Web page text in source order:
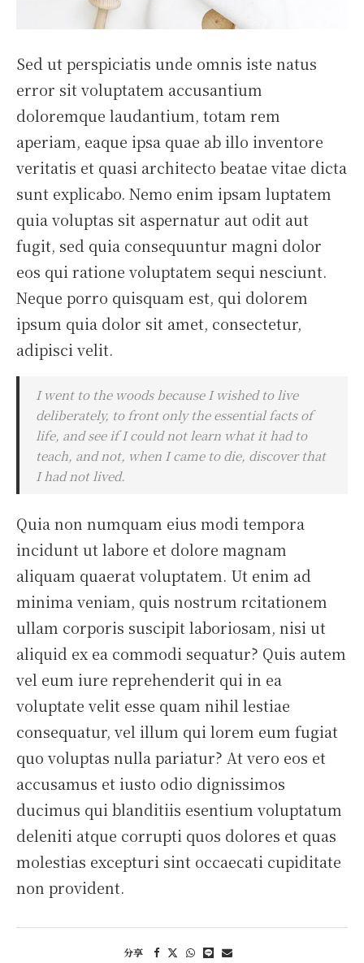
Sed ut perspiciatis unde omnis iste natus
error sit voluptatem accusantium
doloremque laudantium, totam rem
aperiam, eaque ipsa quae ab illo inventore
veritatis et quasi architecto beatae vitae dicta
sunt explicabo. Nemo enim ipsam luptatem
quia voluptas sit aspernatur aut odit aut
fugit, sed quia consequuntur magni dolor
eos qui ratione voluptatem sequi nesciunt.
Neque porro quisquam est, qui dolorem
ipsum quia dolor sit amet, consectetur,
adipisci velit.
I went to the woods because I wished to live
deliberately, to front only the essential facts of
life, and see if I could not learn what it had to
teach, and not, when I came to die, discover that
I had not lived.
Quia non numquam eius modi tempora
incidunt ut labore et dolore magnam
aliquam quaerat voluptatem. Ut enim ad
minima veniam, quis nostrum rcitationem
ullam corporis suscipit laboriosam, nisi ut
aliquid ex ea commodi sequatur? Quis autem
vel eum iure reprehenderit qui in ea
voluptate velit esse quam nihil lestiae
consequatur, vel illum qui lorem eum fugiat
quo voluptas nulla pariatur? At vero eos et
accusamus et iusto odio dignissimos
ducimus qui blanditiis esentium voluptatum
deleniti atque corrupti quos dolores et quas
molestias excepturi sint occaecati cupiditate
non provident.
分享